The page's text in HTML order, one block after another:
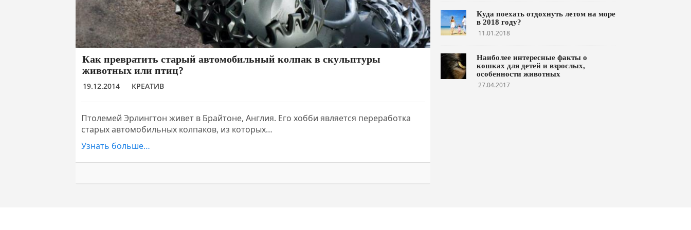
Как превратить старый автомобильный колпак в скульптуры
животных или птиц?
19.12.2014 КРЕАТИВ
Птолемей Эрлингтон живет в Брайтоне, Англия. Его хобби является переработка
старых автомобильных колпаков, из которых…
Узнать больше…
Куда поехать отдохнуть летом на море
в 2018 году?
11.01.2018
Наиболее интересные факты о
кошках для детей и взрослых,
особенности животных
27.04.2017